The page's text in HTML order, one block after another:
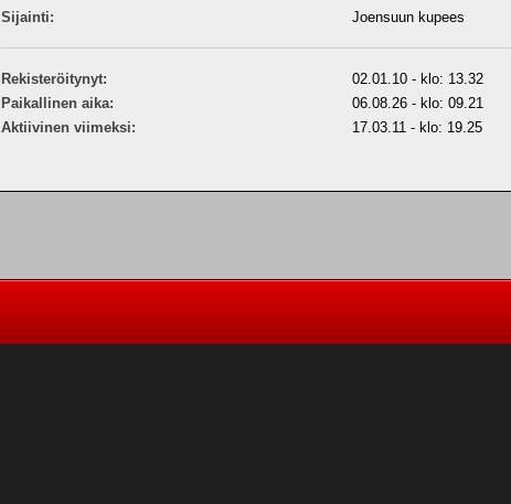
Sijainti: Joensuun kupees
Rekisteröitynyt:
02.01.10 - klo: 13.32
Paikallinen aika:
06.08.26 - klo: 09.21
Aktiivinen viimeksi:
17.03.11 - klo: 19.25